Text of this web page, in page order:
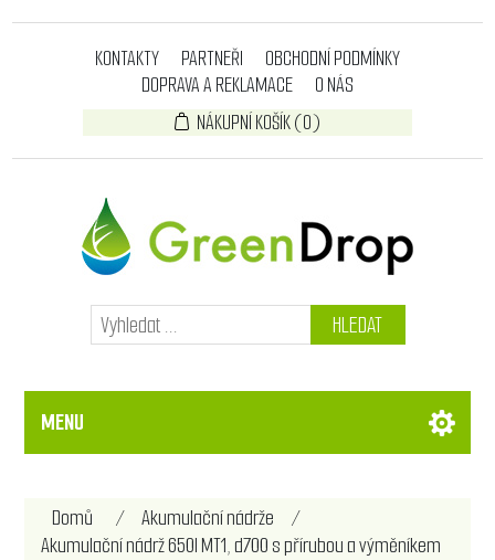
KONTAKTY PARTNEŘI
OBCHODNÍ PODMÍNKY
DOPRAVA A REKLAMACE
O NÁS
NÁKUPNÍ KOŠÍK(0)
HLEDAT
MENU
Domů / Akumulační nádrže
/
Akumulační nádrž 650l MT1, d700 s přírubou a výměníkem
Název atributu